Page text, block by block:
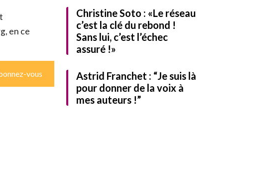
en ce
vous
Christine Soto : «Le réseau
c’est la clé du rebond !
Sans lui, c’est l’échec
assuré !»
Astrid Franchet : “Je suis là
pour donner de la voix à
mes auteurs !”